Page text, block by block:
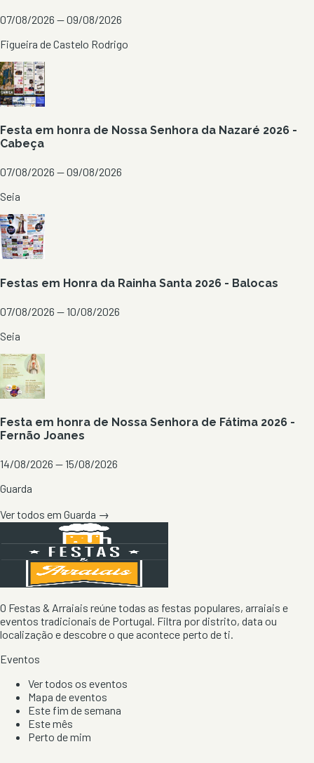
07/08/2026 — 09/08/2026
Figueira de Castelo Rodrigo
Festa em honra de Nossa Senhora da Nazaré 2026 -
Cabeça
07/08/2026 — 09/08/2026
Seia
Festas em Honra da Rainha Santa 2026 - Balocas
07/08/2026 — 10/08/2026
Seia
Festa em honra de Nossa Senhora de Fátima 2026 -
Fernão Joanes
14/08/2026 — 15/08/2026
Guarda
Ver todos em Guarda →
O Festas & Arraiais reúne todas as festas populares, arraiais e
eventos tradicionais de Portugal. Filtra por distrito, data ou
localização e descobre o que acontece perto de ti.
Eventos
Ver todos os eventos
Mapa de eventos
Este fim de semana
Este mês
Perto de mim